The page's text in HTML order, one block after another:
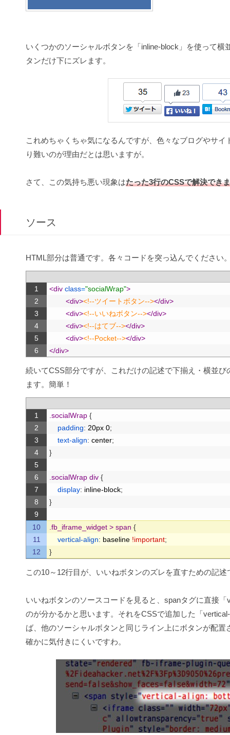
いくつかのソーシャルボタンを「inline-block」を使って
タンだけ下にズレます。
これめちゃくちゃ気になるんですが、色々なブログやサ
り難いのが理由だとは思いますが。
さて、この気持ち悪い現象はたった3行のCSSで解決でき
ソース
HTML部分は普通です。各々コードを突っ込んでください
1
2
3
4
5
6
<div class="socialWrap">
<div><!--ツイートボタン--></div>
<div><!--いいねボタン--></div>
<div><!--はてブ--></div>
<div><!--Pocket--></div>
</div>
続いてCSS部分ですが、これだけの記述で下揃え・横並
ます。簡単！
1
2
3
4
5
6
7
8
9
10
11
12
.socialWrap {
padding: 20px 0;
text-align: center;
}
.socialWrap div {
display: inline-block;
}
.fb_iframe_widget > span {
vertical-align: baseline !important;
}
この10～12行目が、いいねボタンのズレを直すための記述
いいねボタンのソースコードを見ると、spanタグに直接
のが分かるかと思います。それをCSSで追加した「
ば、他のソーシャルボタンと同じライン上にボタンが配
確かに気付きにくいですわ。